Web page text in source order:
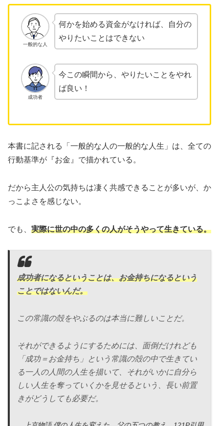
一般的な人
何かを始める資金がなければ、自分の
やりたいことはできない
成功者
今この瞬間から、やりたいことをやれ
ば良い！
本書に記される「一般的な人の一般的な人生」は、全ての
行動基準が『お金』で描かれている。
だから主人公の気持ちは凄く共感できることが多いが、か
っこよさを感じない。
でも、 実際に世の中の多くの人がそうやって生きている。
成功者になるということは、お金持ちになるという
ことではないんだ。
この常識の殻をやぶるのは本当に難しいことだ。
それができるようにするためには、面倒だけれども
「成功＝お金持ち」という常識の殻の中で生きてい
る一人の人間の人生を描いて、それがいかに自分ら
しい人生を奪っていくかを見せるという、長い前置
きがどうしても必要だ。